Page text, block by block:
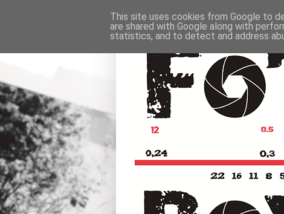
This site uses cookies from Google to
are shared with Google along with
statistics, and to detect and address